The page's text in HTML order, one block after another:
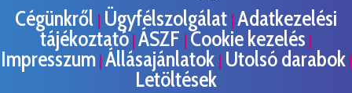
Cégünkről | Ügyfélszolgálat | Adatkezelési
tájékoztató | ÁSZF | Cookie kezelés |
Impresszum| Állásajánlatok | Utolsó darabok|
Letöltések